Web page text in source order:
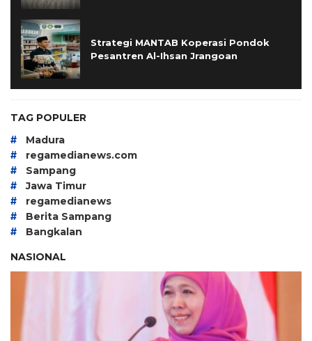
Strategi MANTAB Koperasi Pondok
Pesantren Al-Ihsan Jrangoan
TAG POPULER
# Madura
# regamedianews.com
# Sampang
# Jawa Timur
# regamedianews
# Berita Sampang
#
Bangkalan
NASIONAL